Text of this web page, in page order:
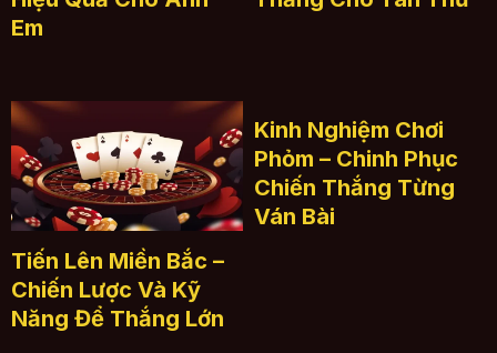
Em
Tiến Lên Miền Bắc –
Chiến Lược Và Kỹ
Năng Để Thắng Lớn
Kinh Nghiệm Chơi
Phỏm – Chinh Phục
Chiến Thắng Từng
Ván Bài